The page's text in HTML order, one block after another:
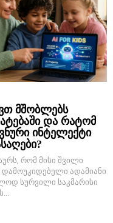
მშობლებს
და რატომ
ინტელექტი
რომ მისი შვილი
ადამიანი
სურვილი საკმარისი